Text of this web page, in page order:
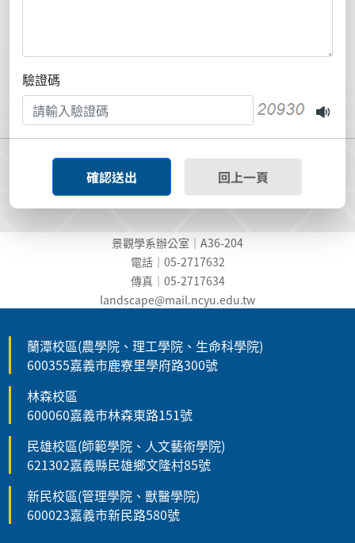
驗證碼
確認送出 回上一頁
景觀學系辦公室｜A36-204
電話｜05-2717632
傳真｜05-2717634
landscape@mail.ncyu.edu.tw
蘭潭校區(農學院、理工學院、生命科學院)
600355嘉義市鹿寮里學府路300號
林森校區
600060嘉義市林森東路151號
民雄校區(師範學院、人文藝術學院)
621302嘉義縣民雄鄉文隆村85號
新民校區(管理學院、獸醫學院)
600023嘉義市新民路580號